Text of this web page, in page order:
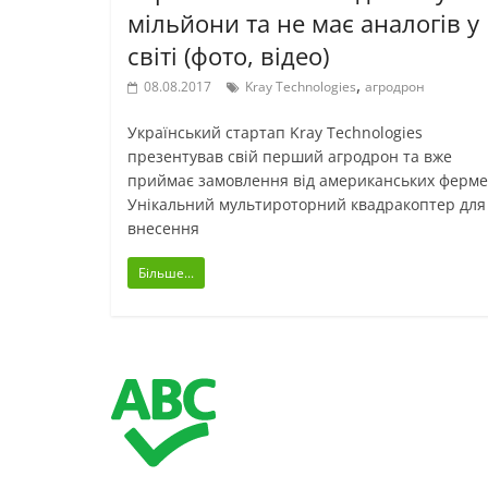
мільйони та не має аналогів у
світі (фото, відео)
08.08.2017 Kray Technologies, агродрон
Український стартап Kray Technologies
презентував свій перший агродрон та вже
приймає замовлення від американських
Унікальний мультироторний квадракоптер для
внесення
Більше...